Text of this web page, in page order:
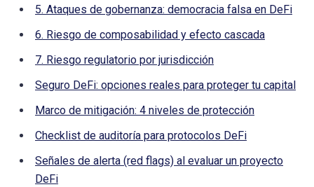
5. Ataques de gobernanza: democracia falsa en DeFi
6. Riesgo de composabilidad y efecto cascada
7. Riesgo regulatorio por jurisdicción
Seguro DeFi: opciones reales para proteger tu capital
Marco de mitigación: 4 niveles de protección
Checklist de auditoría para protocolos DeFi
Señales de alerta (red flags) al evaluar un proyecto
DeFi